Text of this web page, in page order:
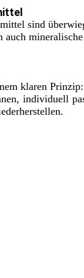
sind
klaren Prinzip:
individuell